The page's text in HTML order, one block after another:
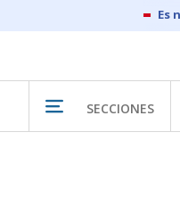
SECCIONES